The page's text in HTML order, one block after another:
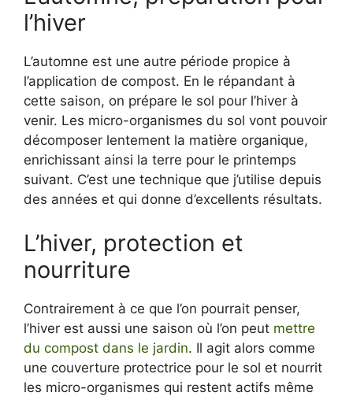
l’hiver
L’automne est une autre période propice à
l’application de compost. En le répandant à
cette saison, on prépare le sol pour l’hiver à
venir. Les micro-organismes du sol vont pouvoir
décomposer lentement la matière organique,
enrichissant ainsi la terre pour le printemps
suivant. C’est une technique que j’utilise depuis
des années et qui donne d’excellents résultats.
L’hiver, protection et
nourriture
Contrairement à ce que l’on pourrait penser,
l’hiver est aussi une saison où l’on peut mettre
du compost dans le jardin. Il agit alors comme
une couverture protectrice pour le sol et nourrit
les micro-organismes qui restent actifs même